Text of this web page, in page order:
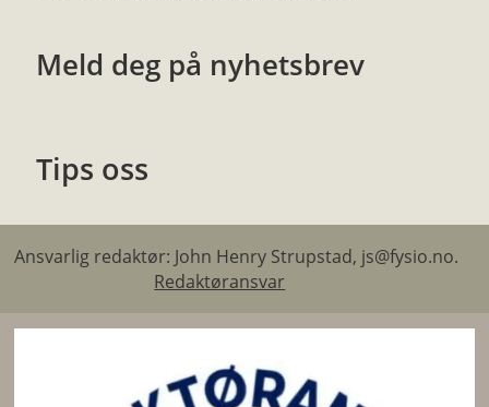
Meld deg på nyhetsbrev
Tips oss
Ansvarlig redaktør: John Henry Strupstad, js@fysio.no.
Redaktøransvar